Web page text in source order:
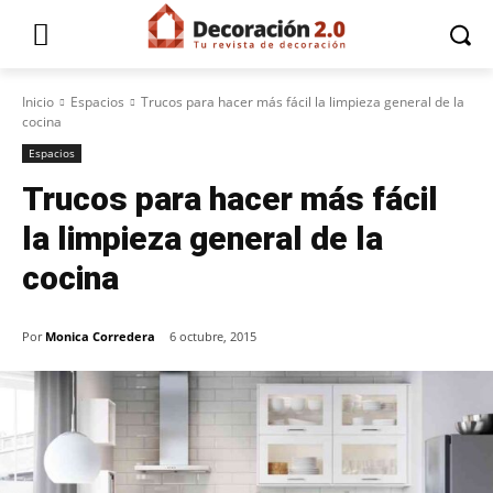
Inicio Espacios
Trucos para hacer más fácil la limpieza general de la
cocina
Espacios
Trucos para hacer más fácil
la limpieza general de la
cocina
Por Monica Corredera 6 octubre, 2015